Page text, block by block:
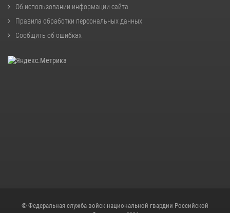
Об использовании информации сайта
Правила обработки персональных данных
Сообщить об ошибках
© Федеральная служба войск национальной гвардии Российской